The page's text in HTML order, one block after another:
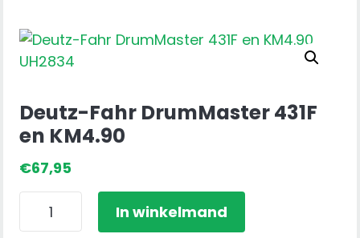
Deutz-Fahr DrumMaster 431F
en KM4.90
€67,95
Deutz-
In winkelmand